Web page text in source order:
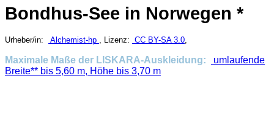
Bondhus-See in Norwegen *
Urheber/in: Alchemist-hp , Lizenz: CC BY-SA 3.0
Maximale Maße der LISKARA-Auskleidung:
umlaufende
Breite** bis 5,60 m, Höhe bis 3,70 m